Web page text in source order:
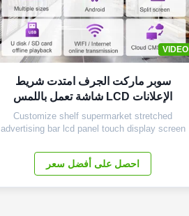
VIDEO
سوبر ماركت الجرف امتدت شريط
الإعلانات LCD شاشة تعمل باللمس
Customize shelf supermarket stretched
advertising bar lcd panel touch display screen
196.4mm(H*V) Overall Dimension 760 x 258 x
48mm(H*V*T) LCD Type Samsung TFT-LCD
panel Resolution 1920×540 Display Color
احصل على أفضل سعر